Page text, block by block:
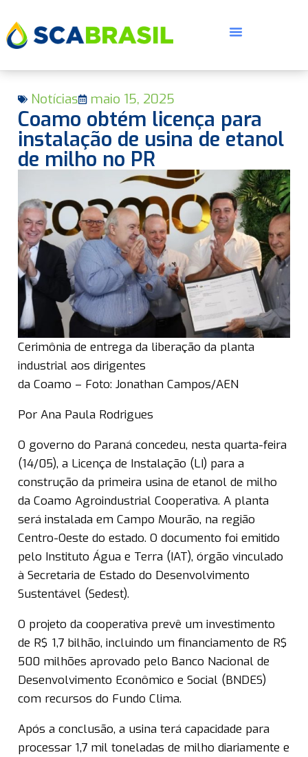
Notícias maio 15, 2025
Coamo obtém licença para
instalação de usina de etanol
de milho no PR
Cerimônia de entrega da liberação da planta
industrial aos dirigentes
da Coamo – Foto: Jonathan Campos/AEN
Por Ana Paula Rodrigues
O governo do Paraná concedeu, nesta quarta-feira
(14/05), a Licença de Instalação (LI) para a
construção da primeira usina de etanol de milho
da Coamo Agroindustrial Cooperativa. A planta
será instalada em Campo Mourão, na região
Centro-Oeste do estado. O documento foi emitido
pelo Instituto Água e Terra (IAT), órgão vinculado
à Secretaria de Estado do Desenvolvimento
Sustentável (Sedest).
O projeto da cooperativa prevê um investimento
de R$ 1,7 bilhão, incluindo um financiamento de R$
500 milhões aprovado pelo Banco Nacional de
Desenvolvimento Econômico e Social (BNDES)
com recursos do Fundo Clima.
Após a conclusão, a usina terá capacidade para
processar 1,7 mil toneladas de milho diariamente e